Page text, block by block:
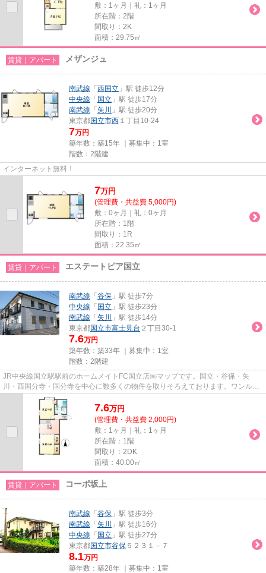
敷：1ヶ月｜礼：1ヶ月
所在階：2階
間取り：2K
面積：29.75㎡
賃貸｜アパート メザンジュ
南武線 「 西国立 」駅 徒歩12分
中央線 「 国立 」駅 徒歩17分
南武線 「 矢川
」駅 徒歩20分
東京都国立市西 １丁目10-24
7万円
築年数：築15年 ｜募集中： 1室
階数：2階建
インターネット無料！
7万円
(管理費・共益費 5,000円)
敷：0ヶ月｜礼：0ヶ月
所在階：1階
間取り：1R
面積：22.35㎡
賃貸｜アパート エステートピア国立
南武線 「 谷保 」駅 徒歩7分
中央線 「 国立 」駅 徒歩23分
南武線 「 矢川
」駅 徒歩14分
東京都国立市富士見台 ２丁目30-1
7.6万円
築年数：築33年 ｜募集中： 1室
階数：2階建
JR中央線国立駅駅前のホームメイトFC国立店㈱マップです。国立・谷保・矢
川・西国分寺・国分寺を中心に数多くの物件を取りそろえております。ワンルー
ムからファミリータイプまでお客...
7.6万円
(管理費・共益費 2,000円)
敷：1ヶ月｜礼：1ヶ月
所在階：1階
間取り：2DK
面積：40.00㎡
賃貸｜アパート コーポ坂上
南武線 「 谷保 」駅 徒歩3分
南武線 「 矢川
」駅 徒歩16分
中央線 「 国立 」駅 徒歩27分
東京都国立市谷保 ５２３１－７
8.1万円
築年数：築28年 ｜募集中： 1室